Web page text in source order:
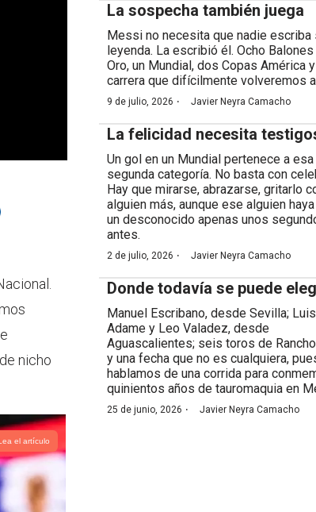
nicho
el artículo
La sospecha también juega
Messi no necesita que nadie escriba
leyenda. La escribió él. Ocho
Oro, un Mundial, dos Copas América
carrera que difícilmente volveremos
9 de julio, 2026 · Javier Neyra Camacho
La felicidad necesita
Un gol en un Mundial pertenece a esa
segunda categoría. No basta con
Hay que mirarse, abrazarse, gritarlo
alguien más, aunque ese alguien
un desconocido apenas unos
antes.
2 de julio, 2026 · Javier Neyra Camacho
Donde todavía se puede
Manuel Escribano, desde Sevilla;
Adame y Leo Valadez, desde
Aguascalientes; seis toros de
y una fecha que no es cualquiera,
hablamos de una corrida para
quinientos años de tauromaquia en
25 de junio, 2026 · Javier Neyra Camacho